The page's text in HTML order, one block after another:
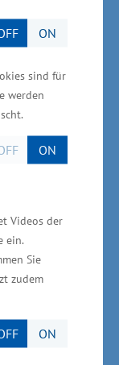
ON
sind für
werden
ON
Videos der
ein.
Sie
zudem
ON
kommen.
zeitgemäß.
werden,
zur Kasse
weiter.
sei, genau zu
merken, was
klar sein.
beim
“
vor Ort